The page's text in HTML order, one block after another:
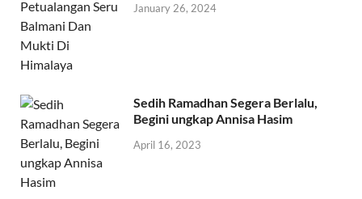
January 26, 2024
Sedih Ramadhan Segera Berlalu,
Begini ungkap Annisa Hasim
April 16, 2023